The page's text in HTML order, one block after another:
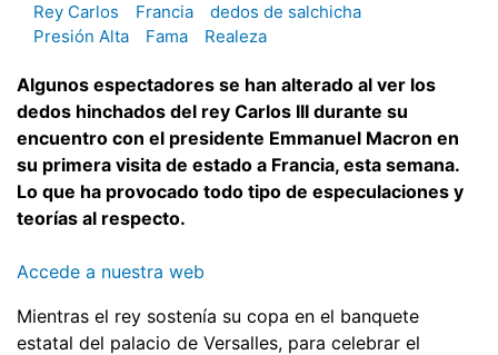
Rey Carlos Francia
dedos de salchicha
Presión Alta
Fama Realeza
Algunos espectadores se han alterado al ver los
dedos hinchados del rey Carlos III durante su
encuentro con el presidente Emmanuel Macron en
su primera visita de estado a Francia, esta semana.
Lo que ha provocado todo tipo de especulaciones y
teorías al respecto.
Accede a nuestra web
Mientras el rey sostenía su copa en el banquete
estatal del palacio de Versalles, para celebrar el